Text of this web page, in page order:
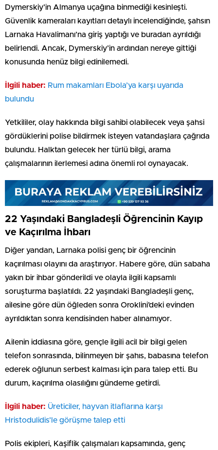
Dymerskiy’in Almanya uçağına binmediği kesinleşti.
Güvenlik kameraları kayıtları detaylı incelendiğinde, şahsın
Larnaka Havalimanı’na giriş yaptığı ve buradan ayrıldığı
belirlendi. Ancak, Dymerskiy’in ardından nereye gittiği
konusunda henüz bilgi edinilemedi.
İlgili haber: Rum makamları Ebola’ya karşı uyarıda
bulundu
Yetkililer, olay hakkında bilgi sahibi olabilecek veya şahsi
gördüklerini polise bildirmek isteyen vatandaşlara çağrıda
bulundu. Halktan gelecek her türlü bilgi, arama
çalışmalarının ilerlemesi adına önemli rol oynayacak.
22 Yaşındaki Bangladeşli Öğrencinin Kayıp
ve Kaçırılma İhbarı
Diğer yandan, Larnaka polisi genç bir öğrencinin
kaçırılması olayını da araştırıyor. Habere göre, dün sabaha
yakın bir ihbar gönderildi ve olayla ilgili kapsamlı
soruşturma başlatıldı. 22 yaşındaki Bangladeşli genç,
ailesine göre dün öğleden sonra Oroklini’deki evinden
ayrıldıktan sonra kendisinden haber alınamıyor.
Ailenin iddiasına göre, gençle ilgili acil bir bilgi gelen
telefon sonrasında, bilinmeyen bir şahıs, babasına telefon
ederek oğlunun serbest kalması için para talep etti. Bu
durum, kaçırılma olasılığını gündeme getirdi.
İlgili haber: Üreticiler, hayvan itlaflarına karşı
Hristodulidis’le görüşme talep etti
Polis ekipleri, Kaşiflik çalışmaları kapsamında, genç